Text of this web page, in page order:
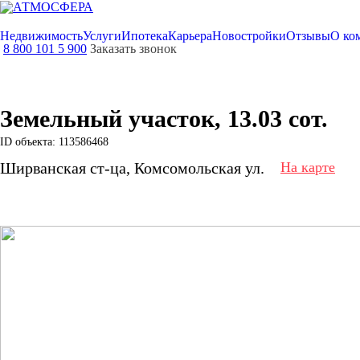
НедвижимостьУслугиИпотекаКарьераНовостройкиОтзывыО
8 800 101 5 900 Заказать звонок
Земельный участок, 13.03 сот.
ID объекта: 113586468
Ширванская ст-ца, Комсомольская ул. На карте